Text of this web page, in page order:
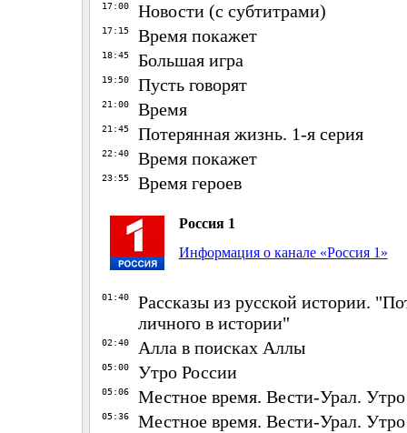
17:00 Новости (с субтитрами)
17:15 Время покажет
18:45 Большая игра
19:50 Пусть говорят
21:00 Время
21:45 Потерянная жизнь. 1-я серия
22:40 Время покажет
23:55 Время героев
Россия 1
Информация о канале «Россия 1»
01:40
Рассказы из русской истории.
личного в истории"
02:40 Алла в поисках Аллы
05:00 Утро России
05:06 Местное время. Вести-Урал. Утро
05:36 Местное время. Вести-Урал. Утро